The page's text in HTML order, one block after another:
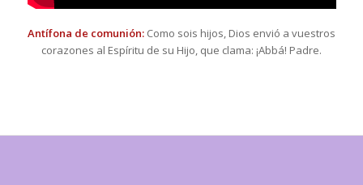
Antífona de comunión: Como sois hijos, Dios envió a vuestros
corazones al Espíritu de su Hijo, que clama: ¡Abbá! Padre.